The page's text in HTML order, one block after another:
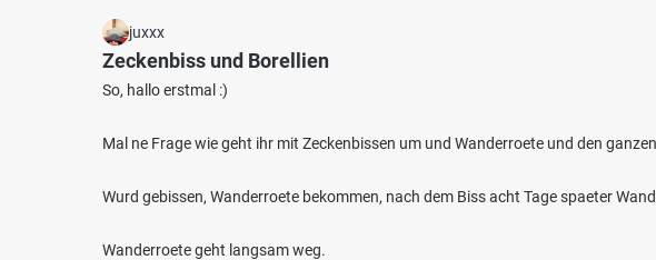
juxxx
Zeckenbiss und Borellien
So, hallo erstmal :)
Mal ne Frage wie geht ihr mit Zeckenbissen um und Wanderroete und den
Wurd gebissen, Wanderroete bekommen, nach dem Biss acht Tage spaeter
Wanderroete geht langsam weg.